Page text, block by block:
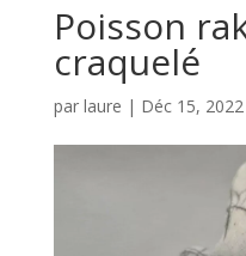
Poisson
craquelé
par laure | Déc 15, 2022